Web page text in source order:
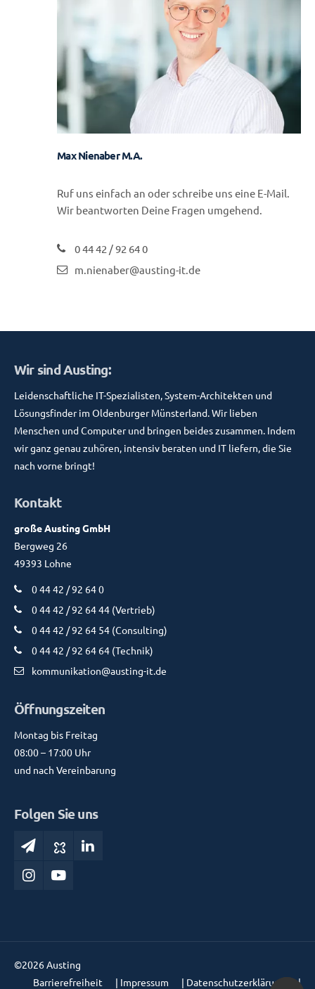
Max Nienaber M.A.
Ruf uns einfach an oder schreibe uns eine E-Mail.
Wir beantworten Deine Fragen umgehend.
0 44 42 / 92 64 0
m.nienaber@austing-it.de
Wir sind Austing:
Leidenschaftliche IT-Spezialisten, System-Architekten und
Lösungsfinder im Oldenburger Münsterland. Wir lieben
Menschen und Computer und bringen beides zusammen. Indem
wir ganz genau zuhören, intensiv beraten und IT liefern, die Sie
nach vorne bringt!
Kontakt
große Austing GmbH
Bergweg 26
49393 Lohne
0 44 42 / 92 64 0
0 44 42 / 92 64 44 (Vertrieb)
0 44 42 / 92 64 54 (Consulting)
0 44 42 / 92 64 64 (Technik)
kommunikation@austing-it.de
Öffnungszeiten
Montag bis Freitag
08:00 – 17:00 Uhr
und nach Vereinbarung
Folgen Sie uns
©2026 Austing
Barrierefreiheit
| Impressum | Datenschutzerklärung |